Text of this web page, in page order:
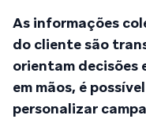
As informações
do cliente são
orientam decisões
em mãos, é
personalizar